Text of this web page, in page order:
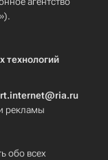
технологий
рекламы
обо всех